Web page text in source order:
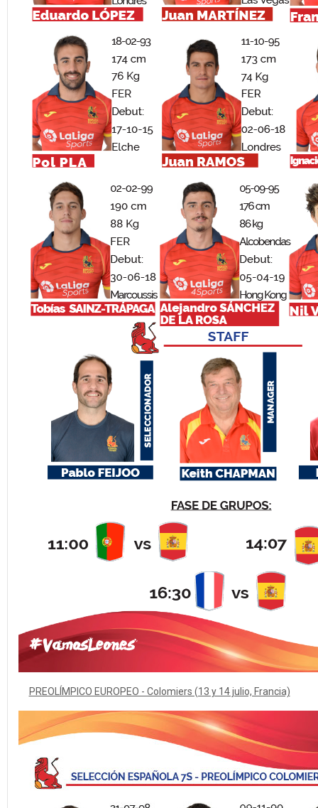
PREOLÍMPICO EUROPEO - Colomiers (13 y 14 julio, Francia)